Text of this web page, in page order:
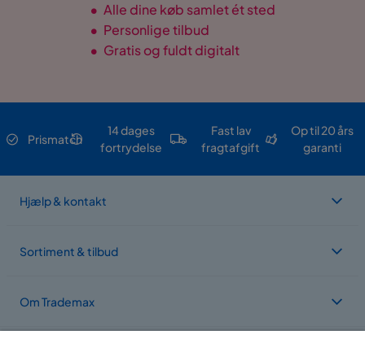
• Alle dine køb samlet ét sted
• Personlige tilbud
• Gratis og fuldt digitalt
Prismatch
14 dages
fortrydelse
Fast lav
fragtafgift
Op til 20 års
garanti
Hjælp & kontakt
Sortiment & tilbud
Om Trademax